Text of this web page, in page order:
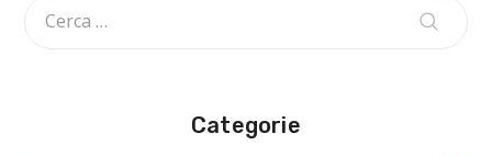
Categorie